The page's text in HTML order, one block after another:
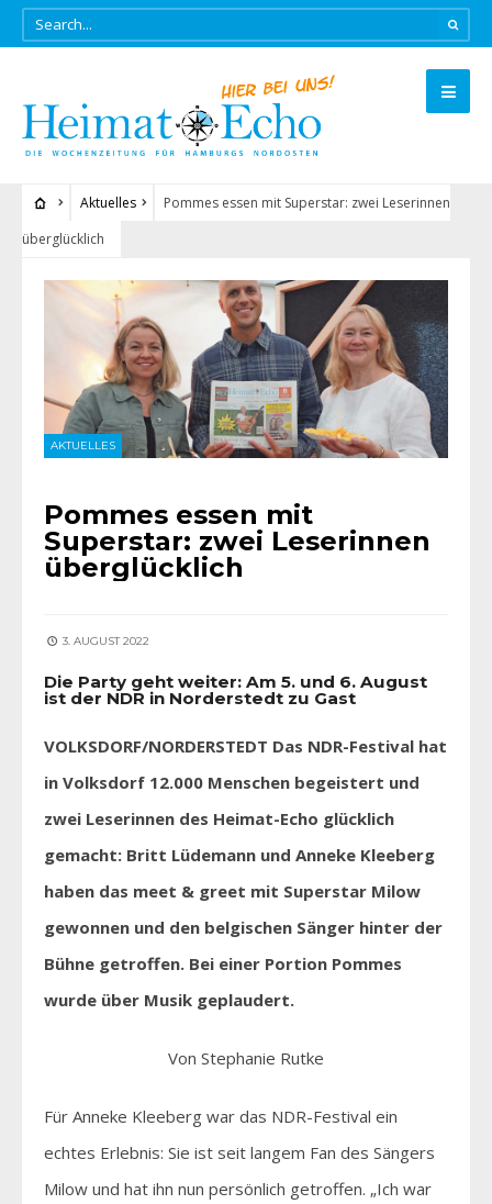
Aktuelles
Pommes essen mit Superstar: zwei Leserinnen
überglücklich
AKTUELLES
Pommes essen mit
Superstar: zwei Leserinnen
überglücklich
3. AUGUST 2022
Die Party geht weiter: Am 5. und 6. August
ist der NDR in Norderstedt zu Gast
VOLKSDORF/NORDERSTEDT Das NDR-Festival hat
in Volksdorf 12.000 Menschen begeistert und
zwei Leserinnen des Heimat-Echo glücklich
gemacht: Britt Lüdemann und Anneke Kleeberg
haben das meet & greet mit Superstar Milow
gewonnen und den belgischen Sänger hinter der
Bühne getroffen. Bei einer Portion Pommes
wurde über Musik geplaudert.
Von Stephanie Rutke
Für Anneke Kleeberg war das NDR-Festival ein
echtes Erlebnis: Sie ist seit langem Fan des Sängers
Milow und hat ihn nun persönlich getroffen. „Ich war